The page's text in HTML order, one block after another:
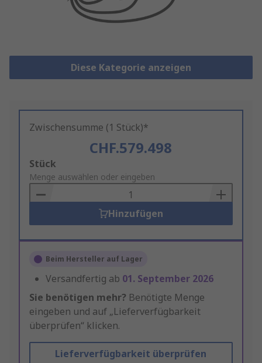
Diese Kategorie anzeigen
Zwischensumme (1 Stück)*
CHF.579.498
Add
to
Basket
Stück
Menge auswählen oder eingeben
Hinzufügen
Beim Hersteller auf Lager
Versandfertig ab 01. September 2026
Sie benötigen mehr? Benötigte Menge
eingeben und auf „Lieferverfügbarkeit
überprüfen“ klicken.
Lieferverfügbarkeit überprüfen